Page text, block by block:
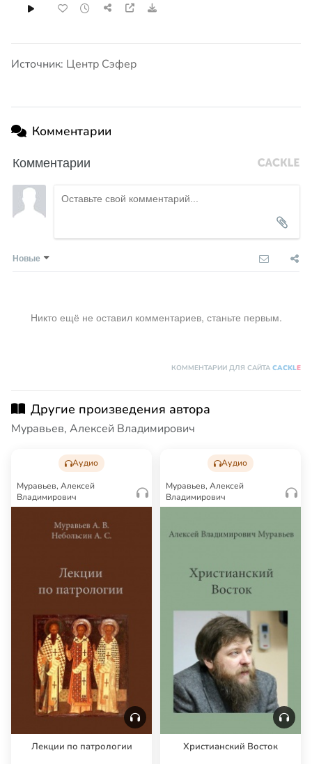
Источник: Центр Сэфер
Комментарии
Комментарии
Новые
Никто ещё не оставил комментариев, станьте первым.
КОММЕНТАРИИ ДЛЯ САЙТА CACKLE
Другие произведения автора
Муравьев, Алексей Владимирович
Аудио
Муравьев, Алексей
Владимирович
Лекции по патрологии
Аудио
Муравьев, Алексей
Владимирович
Христианский Восток